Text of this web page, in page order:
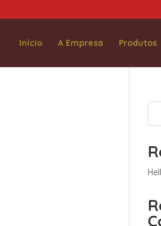
Início A Empresa Produtos